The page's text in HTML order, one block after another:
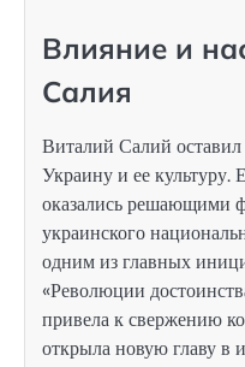
Влияние и
Салия
Виталий Салий оставил
Украину и ее культуру.
оказались решающими
украинского
одним из главных
«Революции
привела к свержению
открыла новую главу в